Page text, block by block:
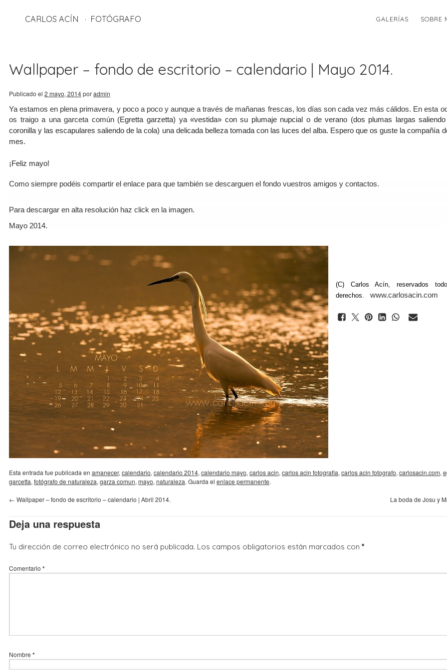
CARLOS ACÍN FOTÓGRAFO GALERÍAS SOBRE
Wallpaper – fondo de escritorio – calendario | Mayo 2014.
Publicado el 2 mayo, 2014poradmin
Ya estamos en plena primavera, y poco a poco y aunque a través de mañanas frescas, los días son cada vez más cálidos. En esta
os traigo a una garceta común (Egretta garzetta) ya «vestida» con su plumaje nupcial o de verano (dos plumas largas
coronilla y las escapulares saliendo de la cola) una delicada belleza tomada con las luces del alba. Espero que os guste la compañía
mes.
¡Feliz mayo!
Como siempre podéis compartir el enlace para que también se descarguen el fondo vuestros amigos y contactos.
Para descargar en alta resolución haz click en la imagen.
Mayo 2014.
(C) Carlos Acín, reservados
derechos. www.carlosacin.com
Esta entrada fue publicada en amanecer, calendario, calendario 2014, calendario mayo, carlos acin, carlos acin fotografia, carlos acin fotografo, carlosacin.com,
garcetta, fotógrafo de naturaleza, garza comun, mayo, naturaleza. Guarda el enlace permanente.
← Wallpaper – fondo de escritorio – calendario | Abril 2014. La boda de Josu y
Deja una respuesta
Tu dirección de correo electrónico no será publicada. Los campos obligatorios están marcados con *
Comentario *
Nombre *